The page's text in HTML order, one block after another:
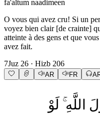
fa'altum naadimeen
O vous qui avez cru! Si un
voyez bien clair [de crainte]
atteinte à des gens et que
avez fait.
7Juz 26 · Hizb 206
AR FR
اللَّهِ لَوْ